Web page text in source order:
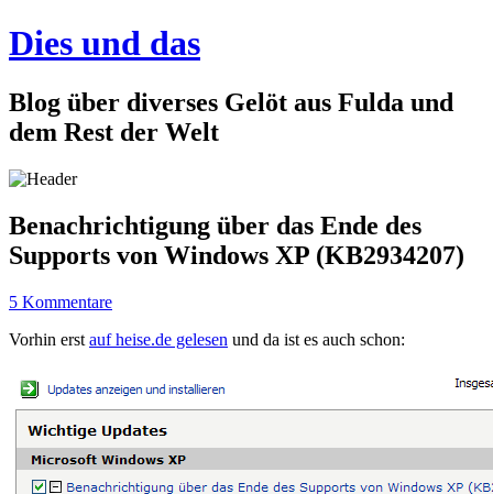
Dies und das
Blog über diverses Gelöt aus Fulda und
dem Rest der Welt
Benachrichtigung über das Ende des
Supports von Windows XP (KB2934207)
5 Kommentare
Vorhin erst auf heise.de gelesen und da ist es auch schon: